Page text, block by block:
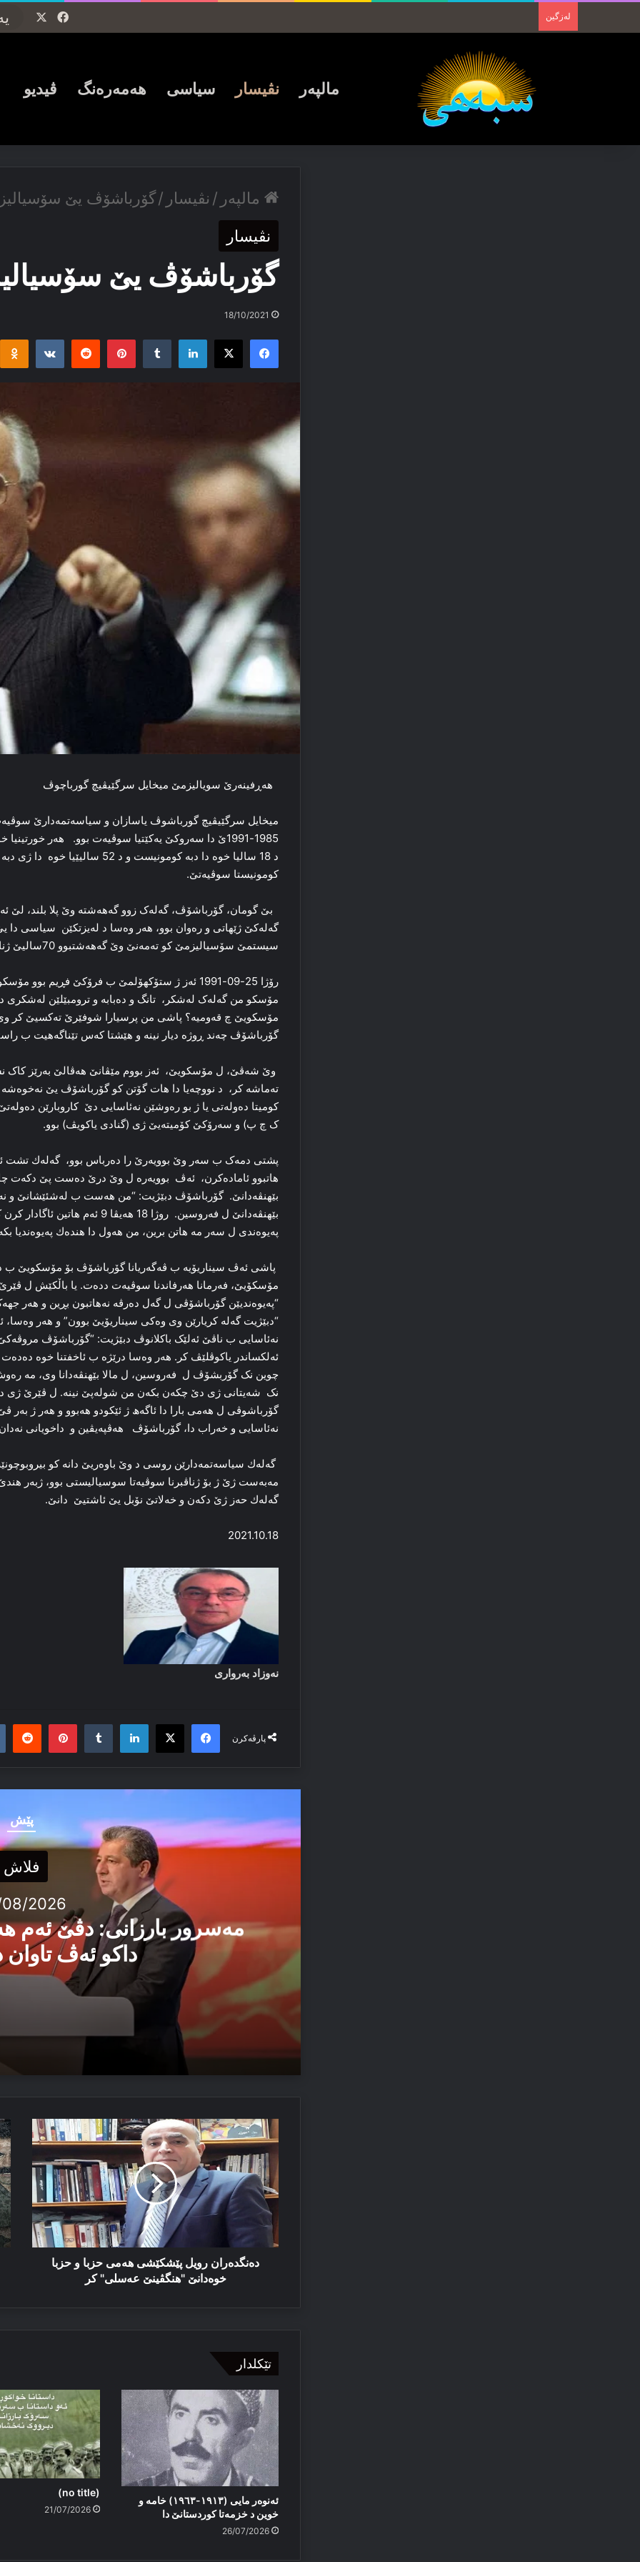
لەزگین Facebook
مالپەر نڤیسار سیاسی ھەمەرەنگ ڤیدیو
مالپەر / نڤیسار /گۆرباشۆڤ یێ
نڤیسار
گۆرباشۆڤ یێ
18/10/2021
Facebook
X
LinkedIn
Tumblr
Pinterest
Reddit
هەڕفینەرێ سویالیزمێ میخایل سرگێیڤیچ گورباچوڤ
1985-1991ێ دا سەروکێ یەکێتیا سوڤیەت بوو. هەر
د 18 سالیا خوە دا دبە کومونیست و
کومونیستا سوڤیەتێ.
بێ گومان، گۆرباشۆڤ، گەلەک زوو گەهەشتە وێ پلا بلند، لێ
گەلەکێ ژێهاتی و رەوان بوو، هەر وەسا د لەیزتكێن سیاسی دا
سیستمێ سۆسیالیزمێ کو تەمەنێ وێ گەهەشتبوو 70سالیێ ژناڤ ببەت.
رۆژا 25-09-1991 ئەز ژ ستۆکهۆلمێ ب فرۆكێ فڕیم
مۆسکو من گەلەک لەشکر، تانگ و دەبابە و ترومبێلێن لەشکری
مۆسكویێ چ قەومیە؟ پاشی من پرسیارا شوفێرێ تەکسیێ کر
گۆرباشۆڤ چەند ڕوژە دیار نینە و هێشتا کەس تێناگەهیت ب
وێ شەڤێ، ل مۆسكویێ، ئەز بووم مێڤانێ هەڤالێ بەرێز
تەماشە كر، د نووچەیا دا ھات گۆتن كو گۆرباشۆڤ یێ
کومیتا دەولەتی یا ژ بو رەوشێن نەئاسایی دێ کاروبارێن
ک چ پ) و سەرۆکێ کۆمیتەیێ ژی (گنادی یاکویڤ) بوو.
پشتی دمەک ب سەر وێ بوویەرێ را دەرباس بوو، گەلەك تشت
هاتبوو ئامادەكرن، ئەڤ بوویەرە ل وێ درێ دەست پێ دکەت
بێهنڤەدانێ. گۆرباشۆڤ دبێژیت: “من هەست ب لەشئێشانێ و
بێهنڤەدانێ ل فەروسین. روژا 18
پەیوەندی ل سەر مە ھاتن برین، من هەول دا هندەك پەیوەندیا
پاشی ئەڤ سیناریۆیە ب ڤەگەریانا گۆرباشۆڤ بۆ مۆسكویێ ب
مۆسكۆیێ، فەرمانا هەرفاندنا سوڤیەت ددەت. یا باڵکێش ل
“پەیوەندیێن گۆرباشۆڤی ل گەل دەرڤە نەهاتبون بڕین و هەر
“دبێژیت گەلە کریارێن وی وەکی سیناریۆیێ بوون” و هەر وەسا،
نەئاسایی ب ناڤێ ئەلێک باکلانوڤ دبێژیت: “گۆرباشۆڤ
ئەلکساندر یاکوڤلێڤ کر. هەر وەسا درێژە ب ئاخفتنا خوە
چوین نک گۆربشۆڤ ل فەروسین، ل مالا بێهنڤەدانا وی، مە
نک شەیتانی ژی دێ چکەن بکەن من شولەپێ نینە. ل ڤێرێ ژی
گۆرباشوڤی ل هەمی بارا دا ئاگەھ ژ ئێکودو هەبوو و ھەر ژ
نەئاسایی و خەراب دا، گۆرباشۆڤ ھەڤپەیڤین و داخویانی
گەلەك سیاسەتمەدارێن روسی د وێ باوەریێ دانە کو
مەبەست ژێ ژ بۆ ژناڤبرنا سوڤیەتا سوسیالیستی بوو، ژبەر
گەلەك حەز ژێ دکەن و خەلاتێ نۆبل یێ ئاشتیێ دانێ.
2021.10.18
نەوزاد بەرواری
پارڤەکرن
Facebook
X
LinkedIn
Tumblr
پێش
فلاش
2026
مەسرور بارزانی: دڤێ ئەم
داکو ئەڤ تاوان
04/08/2026
مەسرور بارزانی: دڤێ ئەم هەموو ب هەڤ را کاربکن
ئێزدیۆ رابە ژ خەوێ
دەنگدەران
رویل
پێشكێشی
هەمی
حزبا
و
حزبا
خوەدانێ
"هنگڤینێ
عەسلی"
دەنگدەران رویل پێشكێشی هەمی حزبا و حزبا
خوەدانێ "هنگڤینێ عەسلی" کر
و
تێکلدار
ئەنوەر مایی (١٩١٣-١٩٦٣) خامە و
خوین د خزمەتا کوردستانێ دا
26/07/2026
(no title)
21/07/2026